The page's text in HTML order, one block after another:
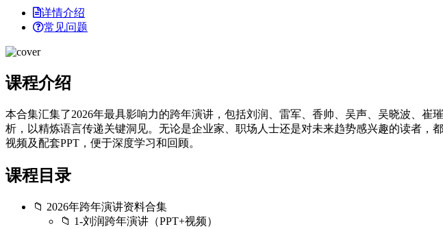
详情介绍
常见问题
课程介绍
本合集汇集了2026年最具影响力的跨年演讲，包括刘润、雷军、香帅、吴声、吴晓波、
析，以精炼语言传递关键洞见。无论是企业家、职场人士还是对未来趋势感兴趣的读者
视频及配套PPT，便于深度学习和回顾。
课程目录
📁 2026年跨年演讲资料合集
📁 1-刘润跨年演讲（PPT+视频）